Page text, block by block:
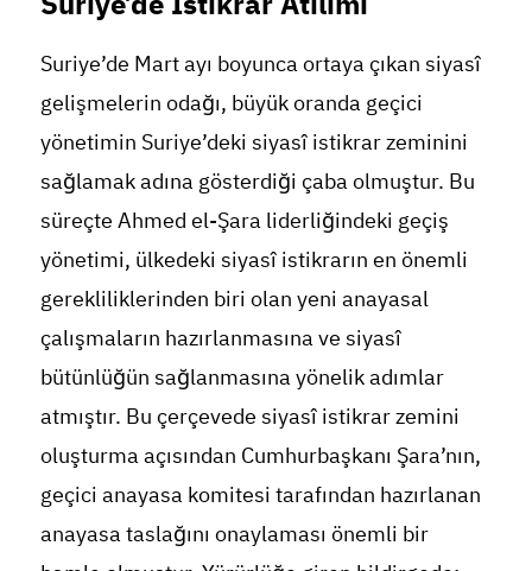
Suriye’de Mart ayı boyunca ortaya çıkan siyasî
gelişmelerin odağı, büyük oranda geçici
yönetimin Suriye’deki siyasî istikrar zeminini
sağlamak adına gösterdiği çaba olmuştur. Bu
süreçte Ahmed el-Şara liderliğindeki geçiş
yönetimi, ülkedeki siyasî istikrarın en önemli
gerekliliklerinden biri olan yeni anayasal
çalışmaların hazırlanmasına ve siyasî
bütünlüğün sağlanmasına yönelik adımlar
atmıştır. Bu çerçevede siyasî istikrar zemini
oluşturma açısından Cumhurbaşkanı Şara’nın,
geçici anayasa komitesi tarafından hazırlanan
anayasa taslağını onaylaması önemli bir